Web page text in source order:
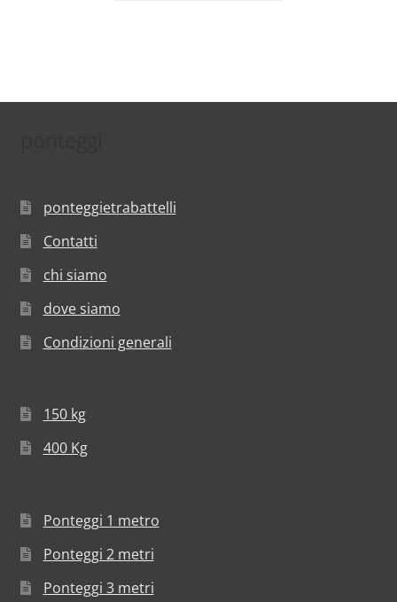
ponteggietrabattelli
Contatti
chi siamo
dove siamo
Condizioni generali
150 kg
400 Kg
Ponteggi 1 metro
Ponteggi 2 metri
Ponteggi 3 metri